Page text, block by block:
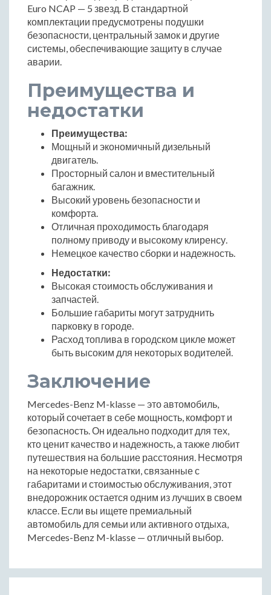
Euro NCAP — 5 звезд. В стандартной
комплектации предусмотрены подушки
безопасности, центральный замок и другие
системы, обеспечивающие защиту в случае
аварии.
Преимущества и
недостатки
Преимущества:
Мощный и экономичный дизельный
двигатель.
Просторный салон и вместительный
багажник.
Высокий уровень безопасности и
комфорта.
Отличная проходимость благодаря
полному приводу и высокому клиренсу.
Немецкое качество сборки и надежность.
Недостатки:
Высокая стоимость обслуживания и
запчастей.
Большие габариты могут затруднить
парковку в городе.
Расход топлива в городском цикле может
быть высоким для некоторых водителей.
Заключение
Mercedes-Benz M-klasse — это автомобиль,
который сочетает в себе мощность, комфорт и
безопасность. Он идеально подходит для тех,
кто ценит качество и надежность, а также любит
путешествия на большие расстояния. Несмотря
на некоторые недостатки, связанные с
габаритами и стоимостью обслуживания, этот
внедорожник остается одним из лучших в своем
классе. Если вы ищете премиальный
автомобиль для семьи или активного отдыха,
Mercedes-Benz M-klasse — отличный выбор.